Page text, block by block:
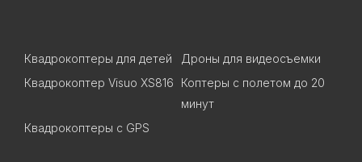
Квадрокоптеры для детей
Дроны для видеосъемки
Квадрокоптер Visuo XS816
Коптеры с полетом до 20
минут
Квадрокоптеры c GPS